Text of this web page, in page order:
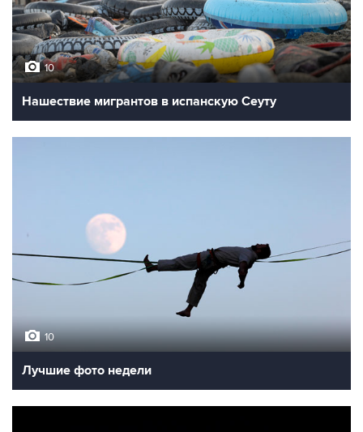
10
Нашествие мигрантов в испанскую Сеуту
10
Лучшие фото недели